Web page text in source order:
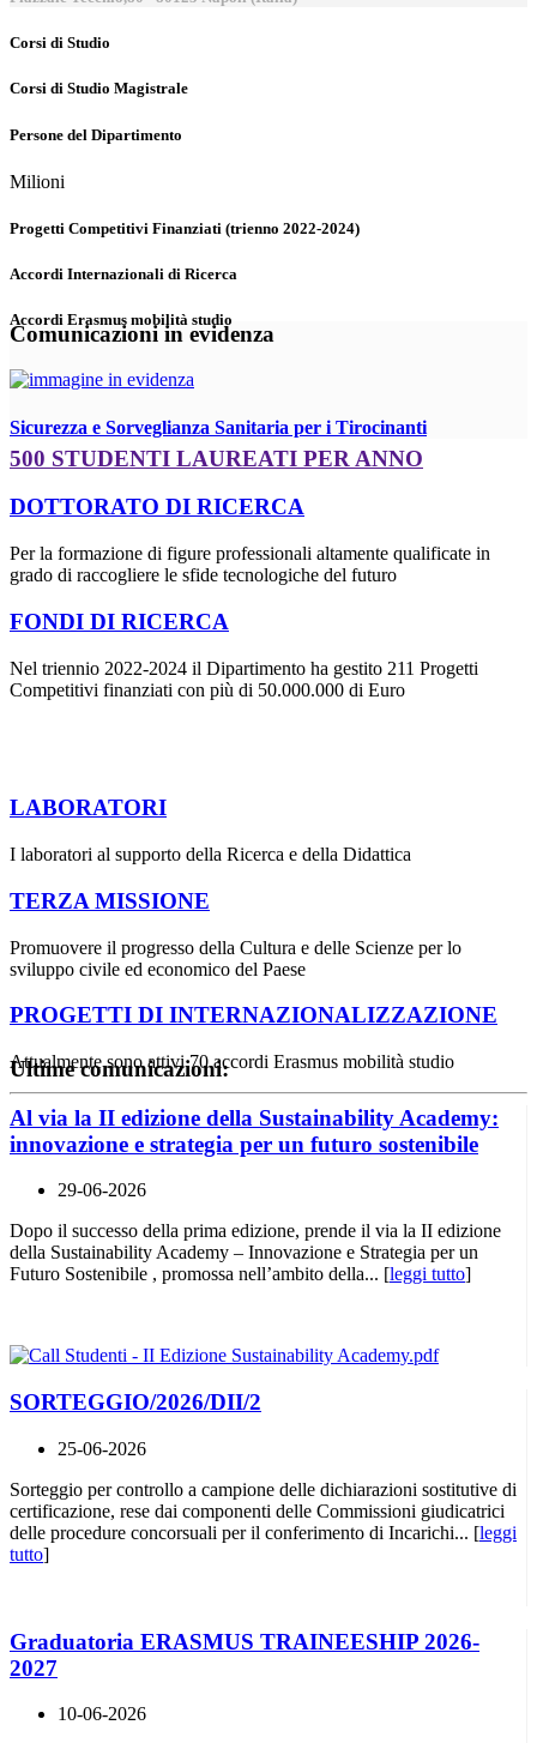
Corsi di Studio
Corsi di Studio Magistrale
Persone del Dipartimento
Milioni
Progetti Competitivi Finanziati (trienno 2022-2024)
Accordi Internazionali di Ricerca
Accordi Erasmus mobilità studio
Comunicazioni in evidenza
Sicurezza e Sorveglianza Sanitaria per i Tirocinanti
500 STUDENTI LAUREATI PER ANNO
DOTTORATO DI RICERCA
Per la formazione di figure professionali altamente qualificate in
grado di raccogliere le sfide tecnologiche del futuro
FONDI DI RICERCA
Nel triennio 2022-2024 il Dipartimento ha gestito 211 Progetti
Competitivi finanziati con più di 50.000.000 di Euro
LABORATORI
I laboratori al supporto della Ricerca e della Didattica
TERZA MISSIONE
Promuovere il progresso della Cultura e delle Scienze per lo
sviluppo civile ed economico del Paese
PROGETTI DI INTERNAZIONALIZZAZIONE
Attualmente sono attivi 70 accordi Erasmus mobilità studio
Ultime comunicazioni:
Al via la II edizione della Sustainability Academy:
innovazione e strategia per un futuro sostenibile
29-06-2026
Dopo il successo della prima edizione, prende il via la II edizione
della Sustainability Academy – Innovazione e Strategia per un
Futuro Sostenibile , promossa nell’ambito della... [leggi tutto]
SORTEGGIO/2026/DII/2
25-06-2026
Sorteggio per controllo a campione delle dichiarazioni sostitutive di
certificazione, rese dai componenti delle Commissioni giudicatrici
delle procedure concorsuali per il conferimento di Incarichi... [leggi
tutto]
Graduatoria ERASMUS TRAINEESHIP 2026-
2027
10-06-2026